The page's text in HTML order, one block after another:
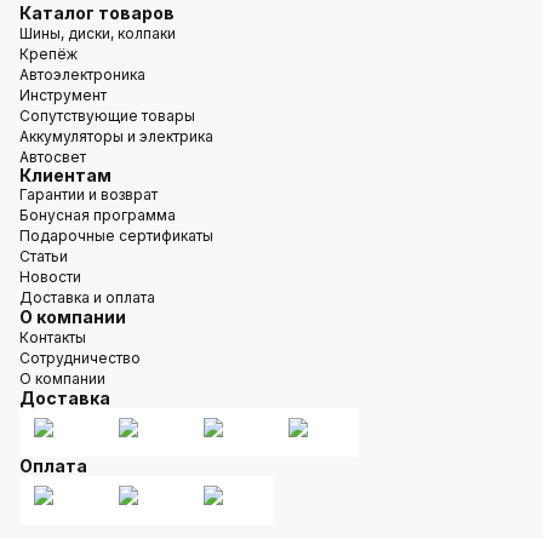
Каталог товаров
Шины, диски, колпаки
Крепёж
Автоэлектроника
Инструмент
Сопутствующие товары
Аккумуляторы и электрика
Автосвет
Клиентам
Гарантии и возврат
Бонусная программа
Подарочные сертификаты
Статьи
Новости
Доставка и оплата
О компании
Контакты
Сотрудничество
О компании
Доставка
Оплата